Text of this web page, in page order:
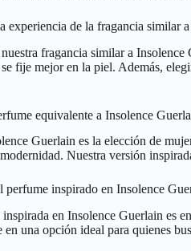
experiencia de la fragancia similar
fragancia similar a
fije mejor en la piel. Además,
equivalente a Insolence
Guerlain es la elección de
Nuestra versión
perfume inspirado en Insolence
en Insolence Guerlain es
en una opción ideal para quienes